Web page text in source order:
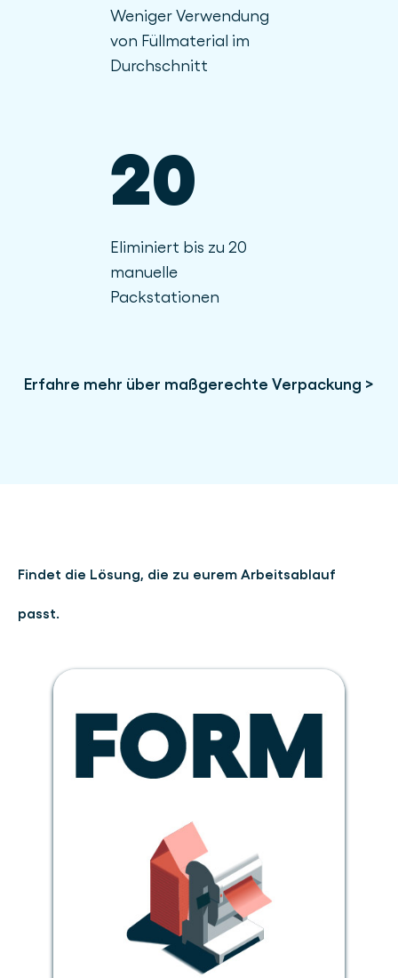
Weniger Verwendung
von Füllmaterial im
Durchschnitt
20
Eliminiert bis zu 20
manuelle
Packstationen
Erfahre mehr über maßgerechte Verpackung >
Findet die Lösung, die zu eurem Arbeitsablauf
passt.